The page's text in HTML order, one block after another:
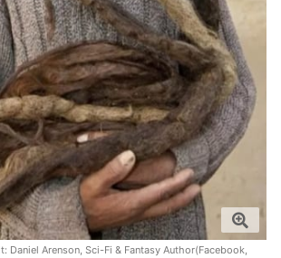
Daniel Arenson, Sci-Fi & Fantasy Author(Facebook,